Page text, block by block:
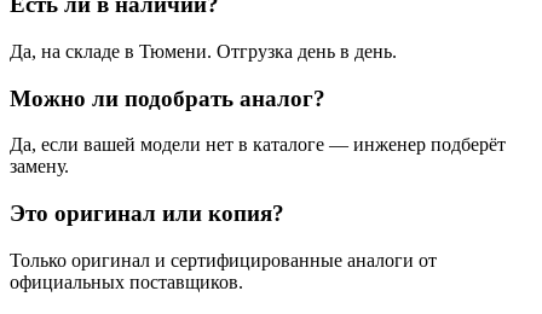
Да, на складе в Тюмени. Отгрузка день в день.
Можно ли подобрать аналог?
Да, если вашей модели нет в каталоге — инженер подберёт
замену.
Это оригинал или копия?
Только оригинал и сертифицированные аналоги от
официальных поставщиков.